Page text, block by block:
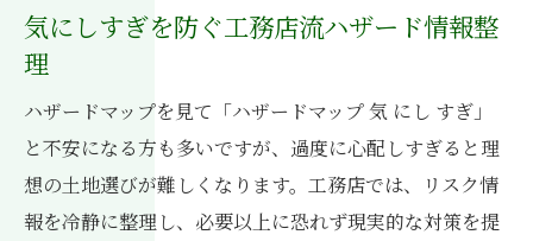
気にしすぎを防ぐ工務店流ハザード情報整
理
ハザードマップを見て「ハザードマップ 気 にし すぎ」
と不安になる方も多いですが、過度に心配しすぎると理
想の土地選びが難しくなります。工務店では、リスク情
報を冷静に整理し、必要以上に恐れず現実的な対策を提